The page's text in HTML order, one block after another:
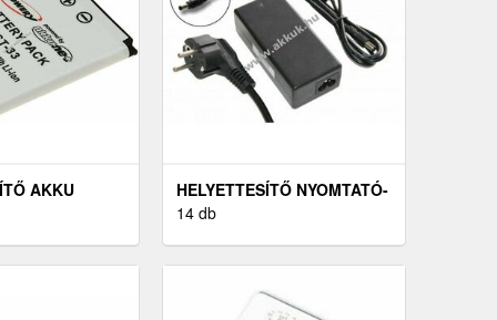
AKKU
W890I
HELYETTESÍTŐ NYOMTATÓ-
HÁLÓZATI ADAPTER
14 db